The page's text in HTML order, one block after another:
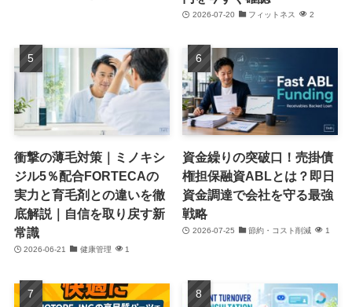
2026-07-20 フィットネス 2
衝撃の薄毛対策｜ミノキシ
ジル5％配合FORTECAの
実力と育毛剤との違いを徹
底解説｜自信を取り戻す新
常識
2026-06-21 健康管理 1
資金繰りの突破口！売掛債
権担保融資ABLとは？即日
資金調達で会社を守る最強
戦略
2026-07-25 節約・コスト削減 1